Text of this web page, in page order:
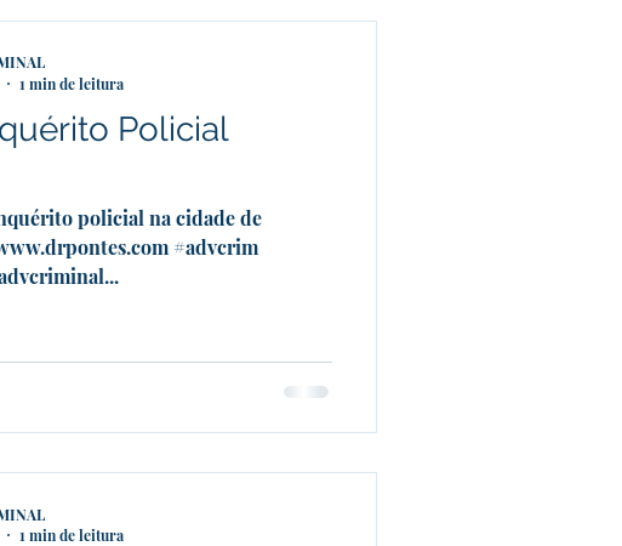
Policial
policial na cidade de
#advcrim
1 min de leitura
1 min de leitura